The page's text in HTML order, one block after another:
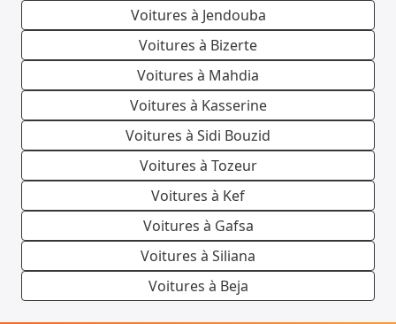
Voitures à Jendouba
Voitures à Bizerte
Voitures à Mahdia
Voitures à Kasserine
Voitures à Sidi Bouzid
Voitures à Tozeur
Voitures à Kef
Voitures à Gafsa
Voitures à Siliana
Voitures à Beja